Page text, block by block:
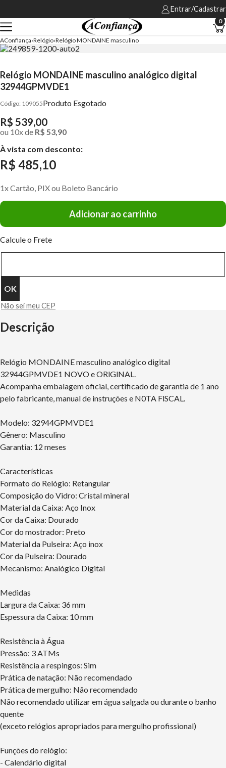
Entrar/Cadastrar
0
AConfiança Relógio Relógio MONDAINE masculino
Relógio MONDAINE masculino analógico digital
32944GPMVDE1
109055Produto Esgotado
R$ 539,00
ou 10xde R$ 53,90
À vista com desconto:
R$ 485,10
1x Cartão, PIX ou Boleto Bancário
Adicionar ao carrinho
Calcule o Frete
Não sei meu CEP
Descrição
Relógio MONDAINE masculino analógico digital
32944GPMVDE1 NOVO e ORlGlNAL.
Acompanha embalagem oficial, certificado de garantia de 1 ano
pelo fabricante, manual de instruções e N0TA FlSCAL.
Modelo: 32944GPMVDE1
Gênero: Masculino
Garantia: 12 meses
Características
Formato do Relógio: Retangular
Composição do Vidro: Cristal mineral
Material da Caixa: Aço Inox
Cor da Caixa: Dourado
Cor do mostrador: Preto
Material da Pulseira: Aço inox
Cor da Pulseira: Dourado
Mecanismo: Analógico Digital
Medidas
Largura da Caixa: 36 mm
Espessura da Caixa: 10 mm
Resistência à Água
Pressão: 3 ATMs
Resistência a respingos: Sim
Prática de natação: Não recomendado
Prática de mergulho: Não recomendado
Não recomendado utilizar em água salgada ou durante o banho
quente
(exceto relógios apropriados para mergulho profissional)
Funções do relógio:
- Calendário digital